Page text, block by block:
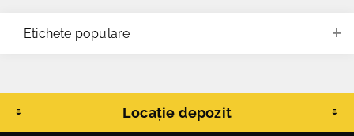
Etichete populare
Locație depozit